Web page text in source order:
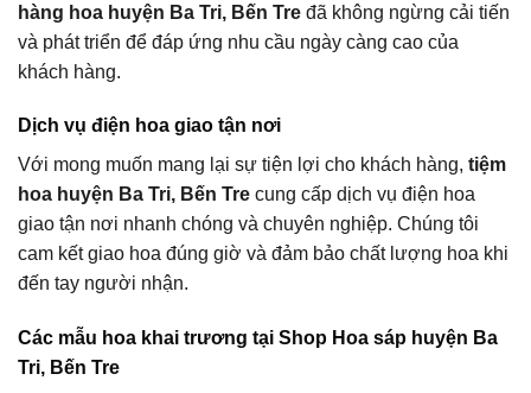
hàng hoa huyện Ba Tri, Bến Tre đã không ngừng cải tiến
và phát triển để đáp ứng nhu cầu ngày càng cao của
khách hàng.
Dịch vụ điện hoa giao tận nơi
Với mong muốn mang lại sự tiện lợi cho khách hàng, tiệm
hoa huyện Ba Tri, Bến Tre cung cấp dịch vụ điện hoa
giao tận nơi nhanh chóng và chuyên nghiệp. Chúng tôi
cam kết giao hoa đúng giờ và đảm bảo chất lượng hoa khi
đến tay người nhận.
Các mẫu hoa khai trương tại Shop Hoa sáp huyện Ba
Tri, Bến Tre